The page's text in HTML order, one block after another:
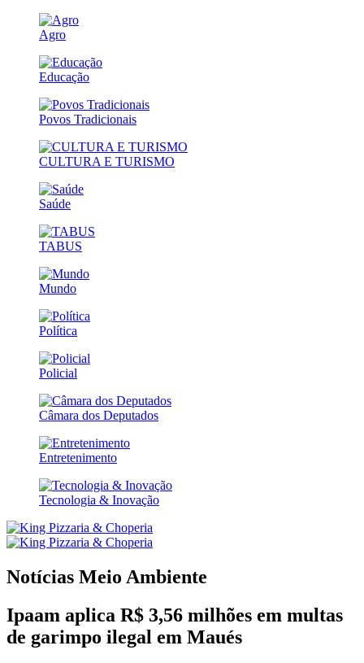
Agro
Educação
Povos Tradicionais
CULTURA E TURISMO
Saúde
TABUS
Mundo
Política
Policial
Câmara dos Deputados
Entretenimento
Tecnologia & Inovação
Notícias Meio Ambiente
Ipaam aplica R$ 3,56 milhões em multas
de garimpo ilegal em Maués